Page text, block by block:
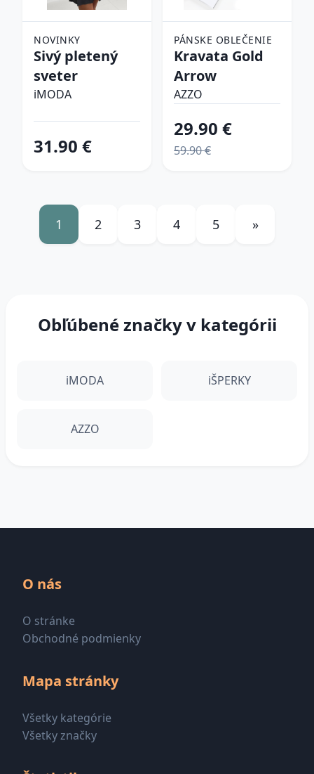
NOVINKY
Sivý pletený
sveter
iMODA
31.90 €
PÁNSKE OBLEČENIE
Kravata Gold
Arrow
AZZO
29.90 €
59.90 €
1 2 3 4 5 »
Obľúbené značky v kategórii
iMODA iŠPERKY
AZZO
O nás
O stránke
Obchodné podmienky
Mapa stránky
Všetky kategórie
Všetky značky